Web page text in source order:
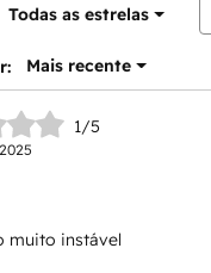
Todas as estrelas
Mais recente
1/5
muito instável